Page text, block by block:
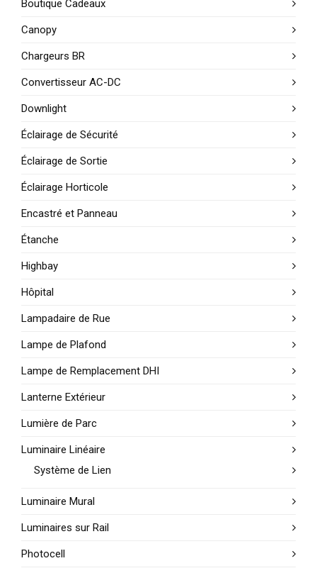
Boutique Cadeaux
Canopy
Chargeurs BR
Convertisseur AC-DC
Downlight
Éclairage de Sécurité
Éclairage de Sortie
Éclairage Horticole
Encastré et Panneau
Étanche
Highbay
Hôpital
Lampadaire de Rue
Lampe de Plafond
Lampe de Remplacement DHI
Lanterne Extérieur
Lumière de Parc
Luminaire Linéaire
Système de Lien
Luminaire Mural
Luminaires sur Rail
Photocell